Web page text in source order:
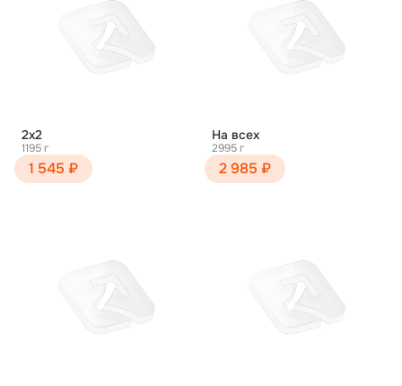
2х2
1195 г
1 545 ₽
На всех
2995 г
2 985 ₽